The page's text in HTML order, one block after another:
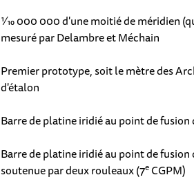
1⁄10 000 000 d'une moitié de méridien
mesuré par Delambre et Méchain
Premier prototype, soit le mètre des
d'étalon
Barre de platine iridié au point de fusion
Barre de platine iridié au point de
soutenue par deux rouleaux (7e CGPM)